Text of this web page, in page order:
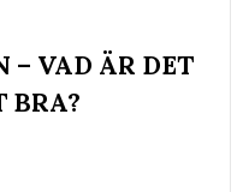
– VAD ÄR DET
BRA?